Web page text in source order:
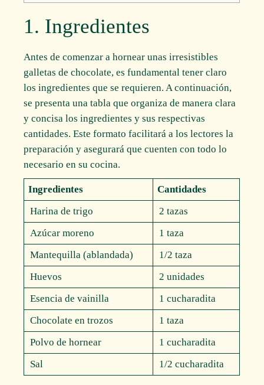
1. Ingredientes
Antes de comenzar a hornear unas irresistibles
galletas de chocolate, es fundamental tener claro
los ingredientes que se requieren. A continuación,
se presenta una tabla que organiza de manera clara
y concisa los ingredientes y sus respectivas
cantidades. Este formato facilitará a los lectores la
preparación y asegurará que cuenten con todo lo
necesario en su cocina.
Ingredientes
Cantidades
Harina de trigo
2 tazas
Azúcar moreno
1 taza
Mantequilla (ablandada)
1/2 taza
Huevos
2 unidades
Esencia de vainilla
1 cucharadita
Chocolate en trozos
1 taza
Polvo de hornear
1 cucharadita
Sal
1/2 cucharadita